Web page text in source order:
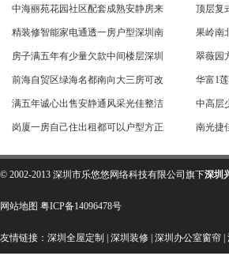
中海丽苑花园社区配套成熟安静房来 顶层复
精装修智能家电通透一房户型深圳南 果岭南
房子满五年有少量欠款中间楼层深圳 翠薇园
前海自贸区绿海名都南向大三房可改 华富1
满五年诚心出售安静通风采光佳整洁 中高层
岗厦一房自己住出租都可以户型方正 南光捷
© 2002-2013 深圳市乐悠悠网络科技有限公司旗下深圳
网站地图 粤ICP备14096478号
友情链接： 深圳全屋定制 深圳装修 深圳办公室窗帘